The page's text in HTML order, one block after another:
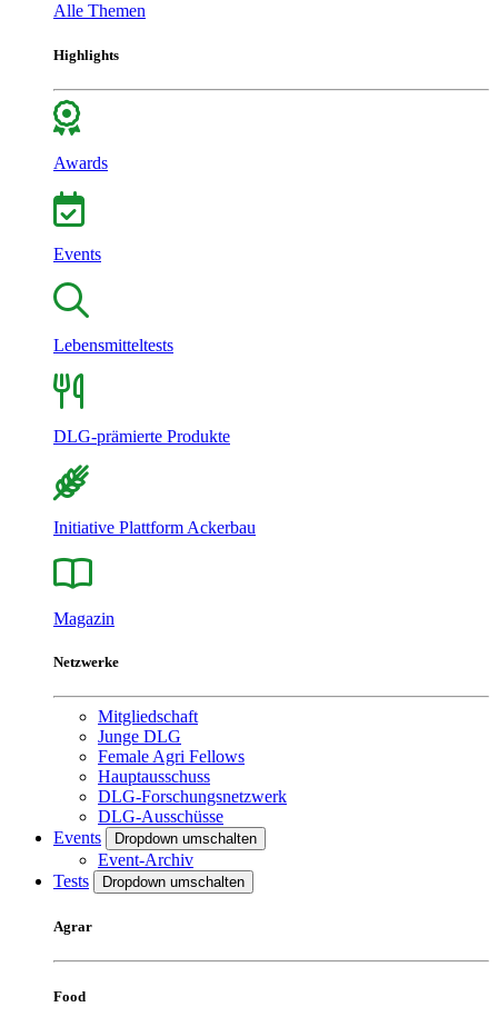
Alle Themen
Highlights
Awards
Events
Lebensmitteltests
DLG-prämierte Produkte
Initiative Plattform Ackerbau
Magazin
Netzwerke
Mitgliedschaft
Junge DLG
Female Agri Fellows
Hauptausschuss
DLG-Forschungsnetzwerk
DLG-Ausschüsse
Events
Dropdown umschalten
Event-Archiv
Tests
Dropdown umschalten
Agrar
Food